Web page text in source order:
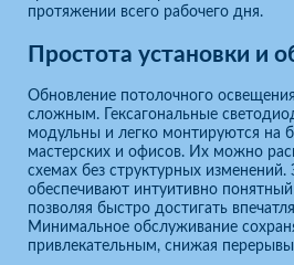
протяжении всего рабочего дня.
Простота установки и
Обновление потолочного
сложным. Гексагональные
модульны и легко монтируются на
мастерских и офисов. Их можно
схемах без структурных изменений.
обеспечивают интуитивно
позволяя быстро достигать
Минимальное обслуживание
привлекательным, снижая